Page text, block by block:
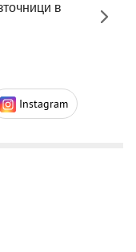
в
Instagram